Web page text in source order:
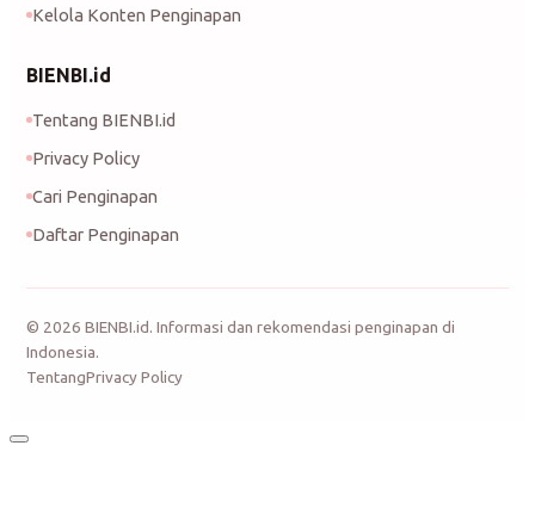
Kelola Konten Penginapan
BIENBI.id
Tentang BIENBI.id
Privacy Policy
Cari Penginapan
Daftar Penginapan
© 2026 BIENBI.id. Informasi dan rekomendasi penginapan di
Indonesia.
TentangPrivacy Policy